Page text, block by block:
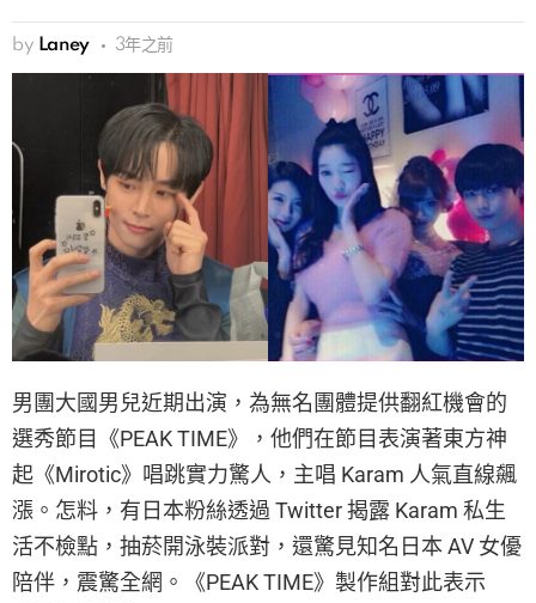
by Laney 3年之前
男團大國男兒近期出演，為無名團體提供翻紅機會的
選秀節目《PEAK TIME》，他們在節目表演著東方神
起《Mirotic》唱跳實力驚人，主唱 Karam 人氣直線飆
漲。怎料，有日本粉絲透過 Twitter 揭露 Karam 私生
活不檢點，抽菸開泳裝派對，還驚見知名日本 AV 女優
陪伴，震驚全網。《PEAK TIME》製作組對此表示